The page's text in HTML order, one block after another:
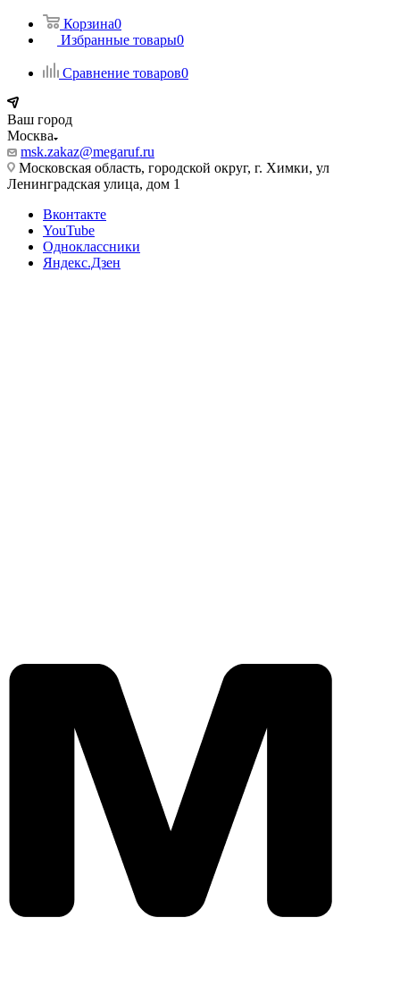
Корзина0
Избранные товары0
Сравнение товаров0
Ваш город
Москва
msk.zakaz@megaruf.ru
Московская область, городской округ, г. Химки, ул
Ленинградская улица, дом 1
Вконтакте
YouTube
Одноклассники
Яндекс.Дзен